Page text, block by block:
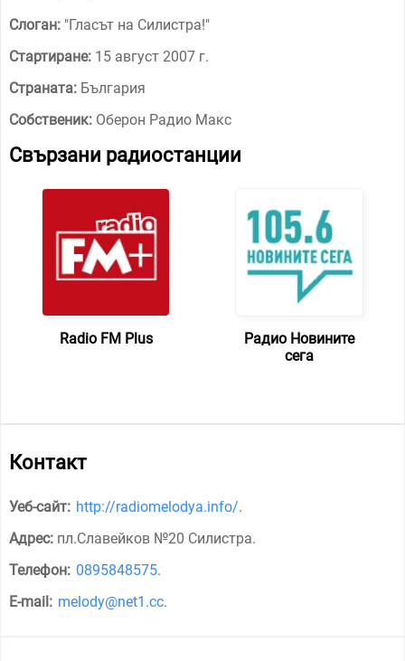
Слоган: "Гласът на Силистра!"
Стартиране: 15 август 2007 г.
Страната: България
Собственик: Оберон Радио Макс
Свързани радиостанции
Radio FM Plus
Радио Новините
сега
Контакт
Уеб-сайт: http://radiomelodya.info/.
Адрес: пл.Славейков №20 Силистра.
Телефон: 0895848575.
E-mail: melody@net1.cc.